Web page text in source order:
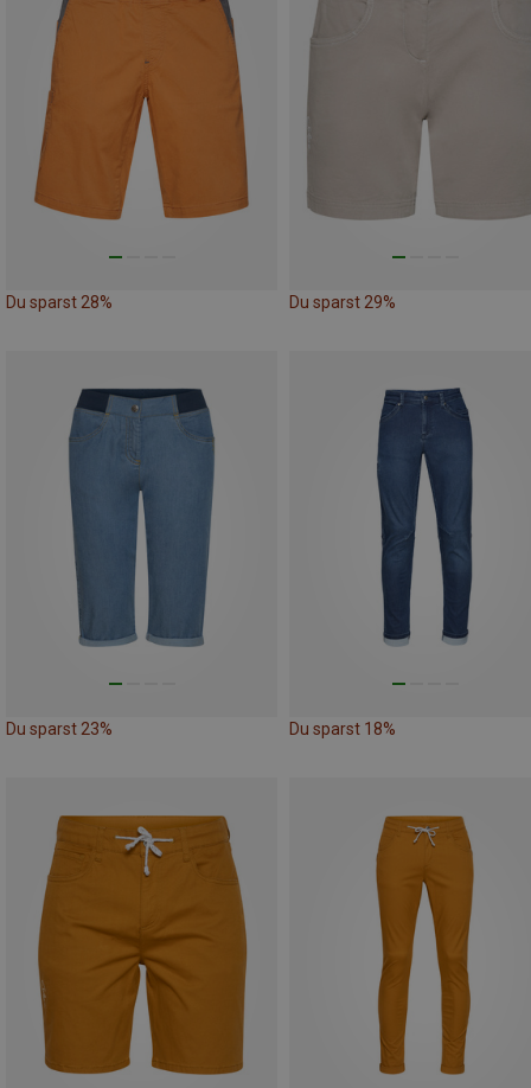
Du sparst 28% Du sparst 29%
Du sparst 23% Du sparst 18%